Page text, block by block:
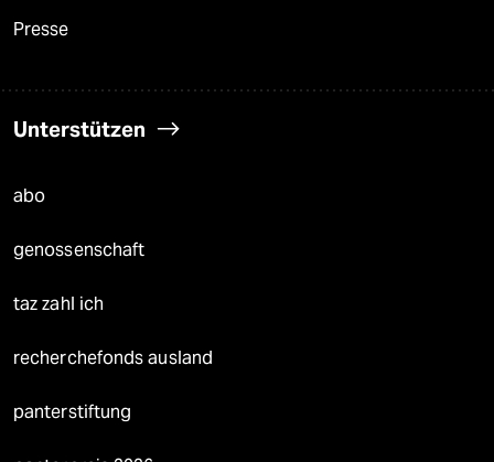
Presse
Unterstützen
abo
genossenschaft
taz zahl ich
recherchefonds ausland
panterstiftung